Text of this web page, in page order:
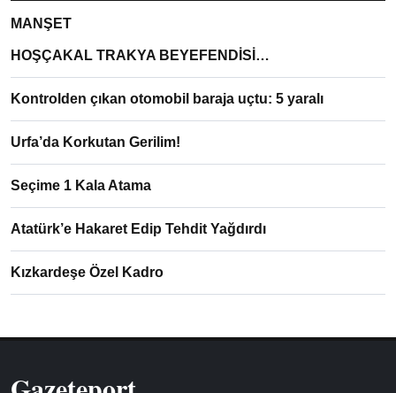
MANŞET
HOŞÇAKAL TRAKYA BEYEFENDİSİ…
Kontrolden çıkan otomobil baraja uçtu: 5 yaralı
Urfa’da Korkutan Gerilim!
Seçime 1 Kala Atama
Atatürk’e Hakaret Edip Tehdit Yağdırdı
Kızkardeşe Özel Kadro